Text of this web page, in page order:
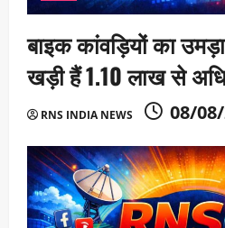
बाइक कांवड़ियों का उमड़ा
खड़ी हैं 1.10 लाख से
RNS INDIA NEWS 08/